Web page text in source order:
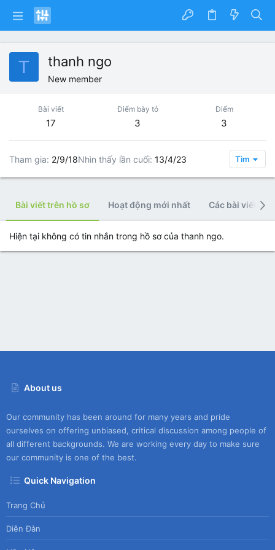
T thanh ngo
New member
Bài viết
17
Điểm bày tỏ
3
Điểm
3
Tham gia 2/9/18Nhìn thấy lần cuối 13/4/23 Tìm
Bài viết trên hồ sơ Hoạt động mới nhất Các bài viết
Hiện tại không có tin nhắn trong hồ sơ của thanh ngo.
About us
Our community has been around for many years and pride
ourselves on offering unbiased, critical discussion among people of
all different backgrounds. We are working every day to make sure
our community is one of the best.
Quick Navigation
Trang Chủ
Diễn Đàn